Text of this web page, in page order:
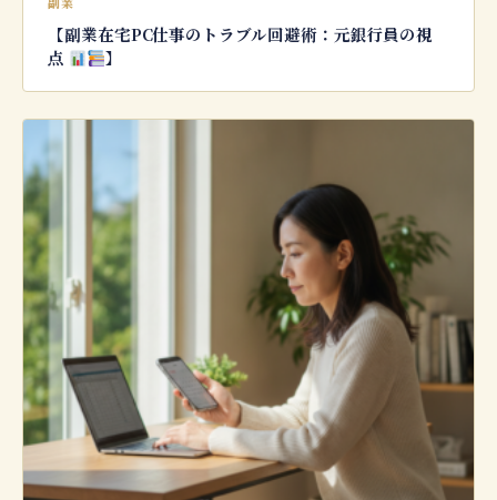
【副業在宅PC仕事のトラブル回避術：元銀行員の視
点
】